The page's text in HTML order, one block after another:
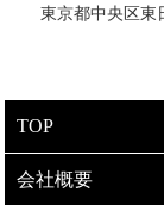
東京都中央区東
TOP
会社概要